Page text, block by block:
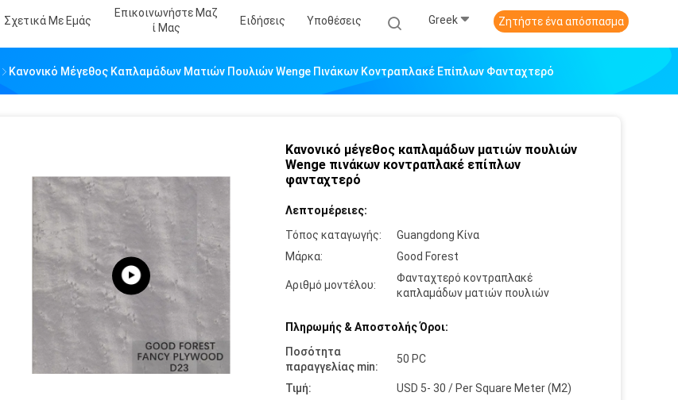
Σχετικά Με Εμάς
Επικοινωνήστε Μαζ
Ί Μας
Ειδήσεις Υποθέσεις Greek Ζητήστε ένα απόσπασμα
Κανονικό Μέγεθος Καπλαμάδων Ματιών Πουλιών Wenge Πινάκων Κοντραπλακέ Επίπλων Φανταχτερό
Κανονικό μέγεθος καπλαμάδων ματιών πουλιών
Wenge πινάκων κοντραπλακέ επίπλων
φανταχτερό
Λεπτομέρειες:
Τόπος καταγωγής:
Guangdong Κίνα
Μάρκα:
Good Forest
Αριθμό μοντέλου:
Φανταχτερό κοντραπλακέ
καπλαμάδων ματιών πουλιών
Πληρωμής & Αποστολής Όροι:
Ποσότητα
παραγγελίας min:
50 PC
Τιμή:
USD 5- 30 / Per Square Meter (M2)